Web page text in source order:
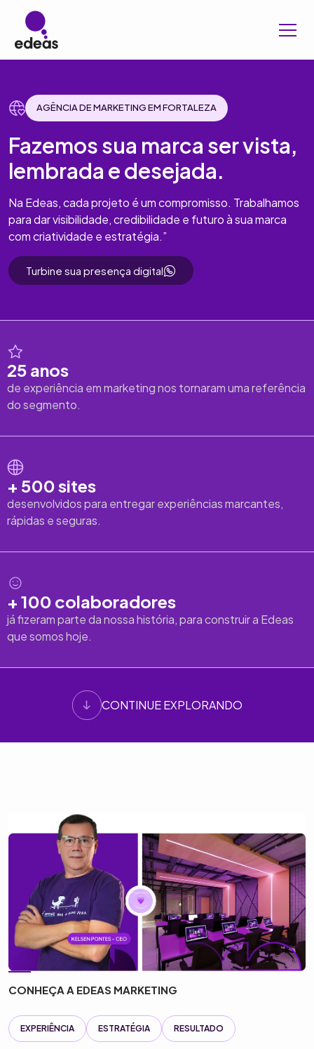
AGÊNCIA DE MARKETING EM FORTALEZA
Fazemos sua marca ser vista,
lembrada e desejada.
Na Edeas, cada projeto é um compromisso. Trabalhamos
para dar visibilidade, credibilidade e futuro à sua marca
com criatividade e estratégia.”
Turbine sua presença digital
CONTINUE EXPLORANDO
25 anos
de experiência em marketing nos tornaram uma referência
do segmento.
+ 500 sites
desenvolvidos para entregar experiências marcantes,
rápidas e seguras.
+ 100 colaboradores
já fizeram parte da nossa história, para construir a Edeas
que somos hoje.
CONHEÇA A EDEAS MARKETING
EXPERIÊNCIA ESTRATÉGIA RESULTADO